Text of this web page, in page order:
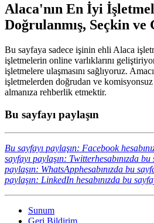
Alaca'nın En İyi
Doğrulanmış, Seçkin ve
Bu sayfaya sadece işinin ehli Alaca
işletmelerin online varlıklarını
işletmelere ulaşmasını sağlıyoruz.
işletmelerden doğrudan ve
almanıza rehberlik etmektir.
Bu sayfayı paylaşın
Bu sayfayı paylaşın: Facebook
sayfayı paylaşın: Twitterhesabınızda bu
paylaşın: WhatsApphesabınızda bu
paylaşın: LinkedIn hesabınızda bu
Sunum